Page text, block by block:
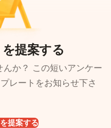
提案する
か？ この短いアンケー
レートをお知らせ下さ
提案する